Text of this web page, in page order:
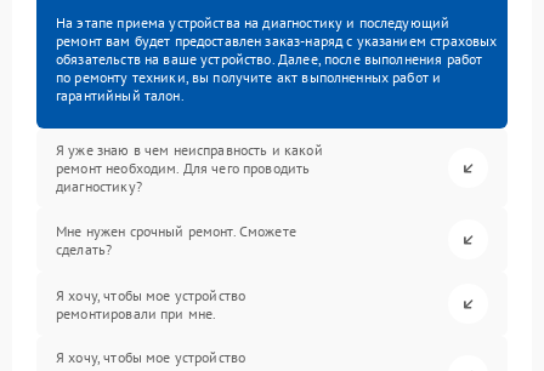
На этапе приема устройства на диагностику и последующий
ремонт вам будет предоставлен заказ-наряд с указанием страховых
обязательств на ваше устройство. Далее, после выполнения работ
по ремонту техники, вы получите акт выполненных работ и
гарантийный талон.
Я уже знаю в чем неисправность и какой
ремонт необходим. Для чего проводить
диагностику?
Мне нужен срочный ремонт. Сможете
сделать?
Я хочу, чтобы мое устройство
ремонтировали при мне.
Я хочу, чтобы мое устройство